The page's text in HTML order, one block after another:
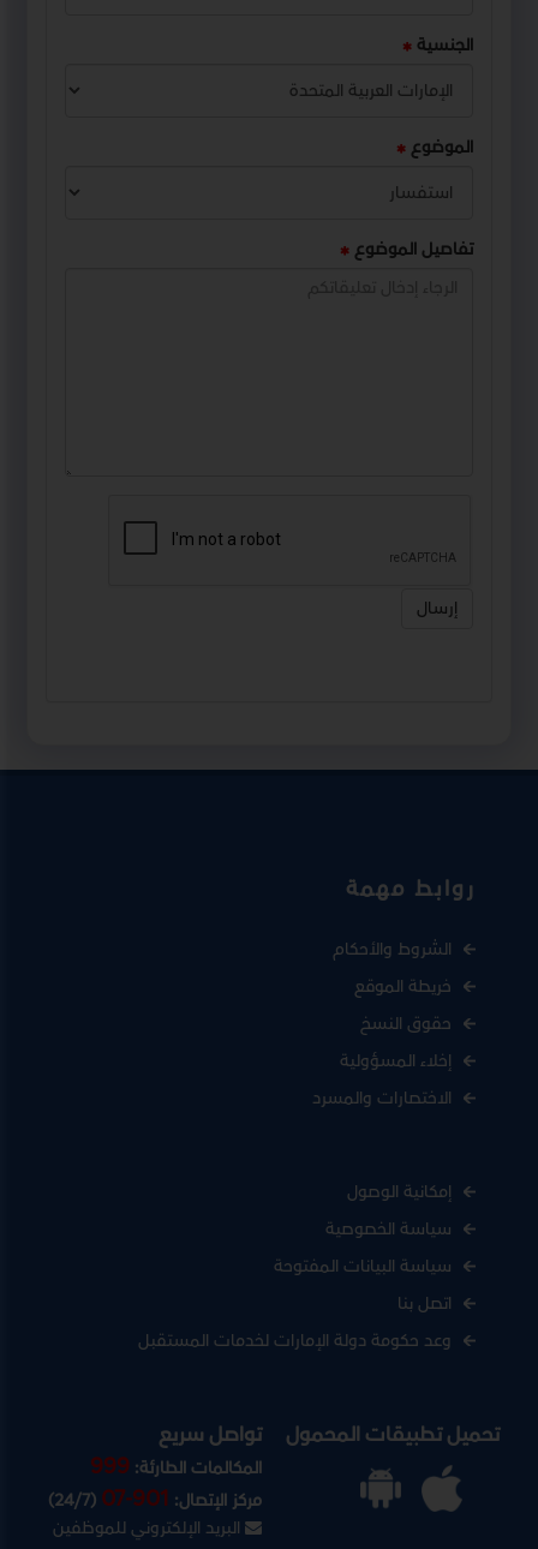
الجنسية
الموضوع
تفاصيل الموضوع
إرسال
روابط مهمة
الشروط والأحكام
خريطة الموقع
حقوق النسخ
إخلاء المسؤولية
الاختصارات والمسرد
إمكانية الوصول
سياسة الخصوصية
سياسة البيانات المفتوحة
اتصل بنا
وعد حكومة دولة الإمارات لخدمات المستقبل
تحميل تطبيقات المحمول تواصل سريع
المكالمات الطارئة:999
مركز الإتصال:07-901
(24/7)
البريد الإلكتروني للموظفين